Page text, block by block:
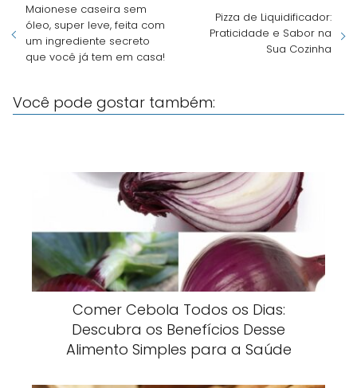
Maionese caseira sem
óleo, super leve, feita com
um ingrediente secreto
que você já tem em casa!
Pizza de Liquidificador:
Praticidade e Sabor na
Sua Cozinha
Você pode gostar também:
Comer Cebola Todos os Dias:
Descubra os Benefícios Desse
Alimento Simples para a Saúde